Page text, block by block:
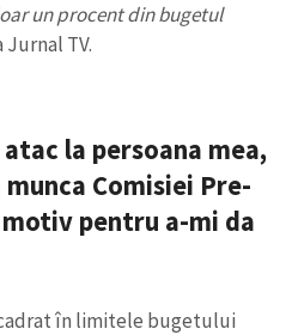
un procent din bugetul
Jurnal TV.
la persoana mea,
Comisiei Pre-
pentru a-mi da
în limitele bugetului